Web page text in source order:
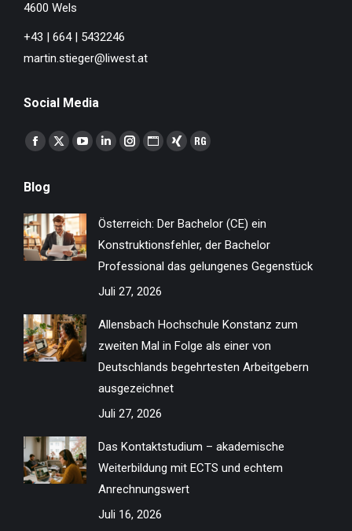
4600 Wels
+43 | 664 | 5432246
martin.stieger@liwest.at
Social Media
Finden Sie uns auf:
Facebook
opens
in
new
window
X
in
new
window
YouTube
in
new
window
Linkedin
new
window
Instagram
new
window
Website
new
window
XING
new
window
ResearchGate
new
window
Blog
Österreich: Der Bachelor (CE) ein
Konstruktionsfehler, der Bachelor
Professional das gelungenes Gegenstück
Juli 27, 2026
Allensbach Hochschule Konstanz zum
zweiten Mal in Folge als einer von
Deutschlands begehrtesten Arbeitgebern
ausgezeichnet
Juli 27, 2026
Das Kontaktstudium – akademische
Weiterbildung mit ECTS und echtem
Anrechnungswert
Juli 16, 2026